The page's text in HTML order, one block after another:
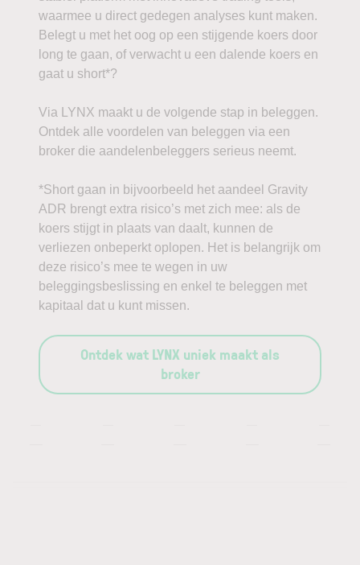
waarmee u direct gedegen analyses kunt maken.
Belegt u met het oog op een stijgende koers door
long te gaan, of verwacht u een dalende koers en
gaat u short*?
Via LYNX maakt u de volgende stap in beleggen.
Ontdek alle voordelen van beleggen via een
broker die aandelenbeleggers serieus neemt.
*Short gaan in bijvoorbeeld het aandeel Gravity
ADR brengt extra risico’s met zich mee: als de
koers stijgt in plaats van daalt, kunnen de
verliezen onbeperkt oplopen. Het is belangrijk om
deze risico’s mee te wegen in uw
beleggingsbeslissing en enkel te beleggen met
kapitaal dat u kunt missen.
Ontdek wat LYNX uniek maakt als
broker